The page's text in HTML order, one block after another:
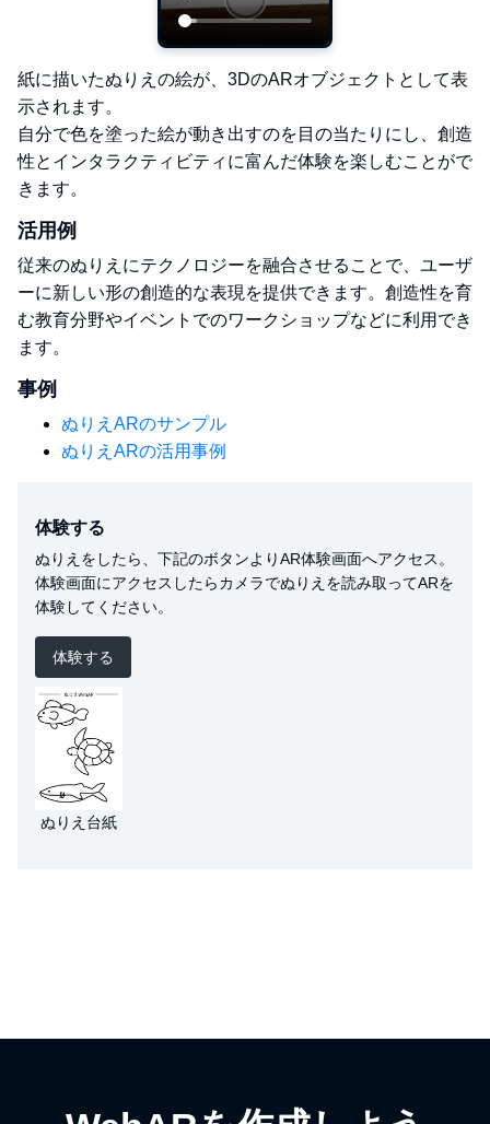
紙に描いたぬりえの絵が、3DのARオブジェクトとして表
示されます。
自分で色を塗った絵が動き出すのを目の当たりにし、創造
性とインタラクティビティに富んだ体験を楽しむことがで
きます。
活用例
従来のぬりえにテクノロジーを融合させることで、ユーザ
ーに新しい形の創造的な表現を提供できます。創造性を育
む教育分野やイベントでのワークショップなどに利用でき
ます。
事例
ぬりえARのサンプル
ぬりえARの活用事例
体験する
ぬりえをしたら、 下記のボタンよりAR体験画面へアクセス。
体験画面にアクセスしたらカメラでぬりえを読み取ってARを
体験してください。
体験する
ぬりえ台紙